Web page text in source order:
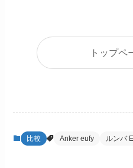
トップペ
比較 Anker eufy ルンバ